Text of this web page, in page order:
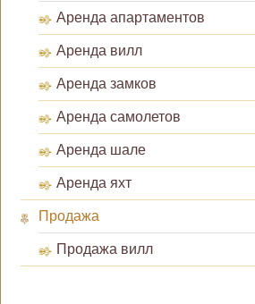
Аренда апартаментов
Аренда вилл
Аренда замков
Аренда самолетов
Аренда шале
Аренда яхт
Продажа
Продажа вилл